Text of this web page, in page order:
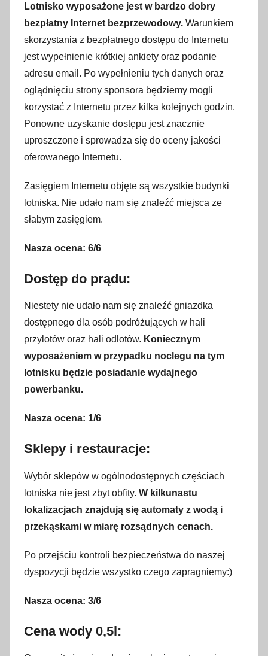
Lotnisko wyposażone jest w bardzo dobry
bezpłatny Internet bezprzewodowy. Warunkiem
skorzystania z bezpłatnego dostępu do Internetu
jest wypełnienie krótkiej ankiety oraz podanie
adresu email. Po wypełnieniu tych danych oraz
oglądnięciu strony sponsora będziemy mogli
korzystać z Internetu przez kilka kolejnych godzin.
Ponowne uzyskanie dostępu jest znacznie
uproszczone i sprowadza się do oceny jakości
oferowanego Internetu.
Zasięgiem Internetu objęte są wszystkie budynki
lotniska. Nie udało nam się znaleźć miejsca ze
słabym zasięgiem.
Nasza ocena: 6/6
Dostęp do prądu:
Niestety nie udało nam się znaleźć gniazdka
dostępnego dla osób podróżujących w hali
przylotów oraz hali odlotów. Koniecznym
wyposażeniem w przypadku noclegu na tym
lotnisku będzie posiadanie wydajnego
powerbanku.
Nasza ocena: 1/6
Sklepy i restauracje:
Wybór sklepów w ogólnodostępnych częściach
lotniska nie jest zbyt obfity. W kilkunastu
lokalizacjach znajdują się automaty z wodą i
przekąskami w miarę rozsądnych cenach.
Po przejściu kontroli bezpieczeństwa do naszej
dyspozycji będzie wszystko czego zapragniemy:)
Nasza ocena: 3/6
Cena wody 0,5l: